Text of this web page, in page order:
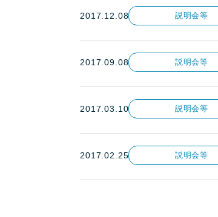
2017.12.08 説明会等
2017.09.08 説明会等
2017.03.10 説明会等
2017.02.25 説明会等